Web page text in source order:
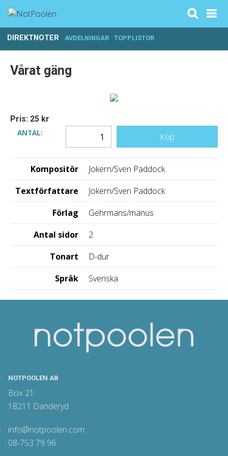
DIREKTNOTER AVDELNINGAR TOPPLISTOR
Vårat gäng
Pris: 25 kr
ANTAL:
Köp
Kompositör
Jokern/Sven Paddock
Textförfattare
Jokern/Sven Paddock
Förlag
Gehrmans/manus
Antal sidor
2
Tonart
D-dur
Språk
Svenska
NOTPOOLEN AB
Box 21
18211 Danderyd
info@notpoolen.com
08-753 79 96